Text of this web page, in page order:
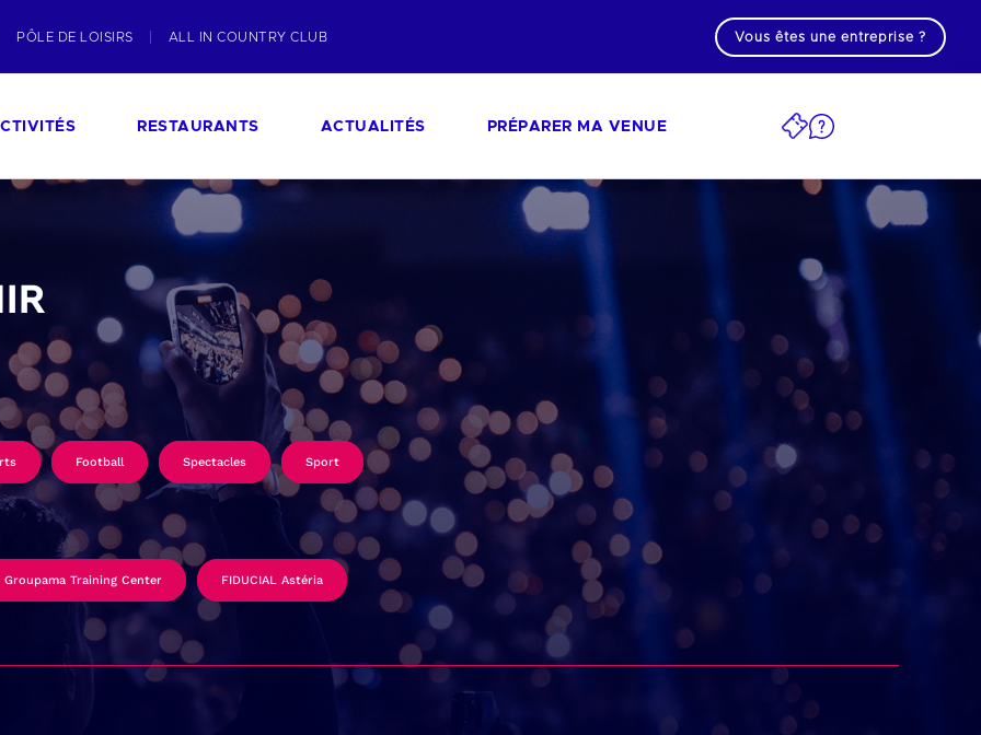
PÔLE DE LOISIRS ALL IN COUNTRY CLUB Vous êtes une entreprise ?
RESTAURANTS ACTUALITÉS PRÉPARER MA VENUE
Football Spectacles Sport
Groupama Training Center FIDUCIAL Astéria